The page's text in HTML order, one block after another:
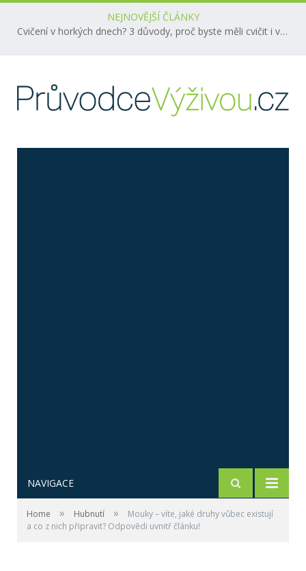
NEJNOVĚJŠÍ ČLÁNKY
Cvičení v horkých dnech? 3 důvody, proč byste měli cvičit i v létě!
NAVIGACE
Home » Hubnutí »
Mouky – víte, jaké druhy vůbec existují
a co z nich připravit? Odpovědi uvnitř článku!